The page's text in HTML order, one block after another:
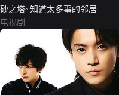
砂之塔~知道太多事的邻居
电视剧